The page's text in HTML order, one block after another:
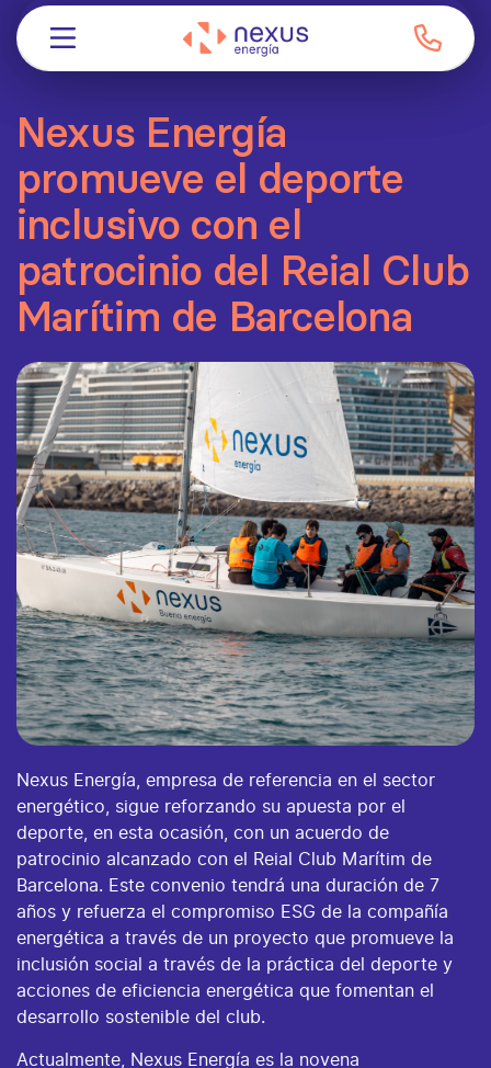
Nexus Energía
promueve el deporte
inclusivo con el
patrocinio del Reial Club
Marítim de Barcelona
Nexus Energía, empresa de referencia en el sector
energético, sigue reforzando su apuesta por el
deporte, en esta ocasión, con un acuerdo de
patrocinio alcanzado con el Reial Club Marítim de
Barcelona. Este convenio tendrá una duración de 7
años y refuerza el compromiso ESG de la compañía
energética a través de un proyecto que promueve la
inclusión social a través de la práctica del deporte y
acciones de eficiencia energética que fomentan el
desarrollo sostenible del club.
Actualmente, Nexus Energía es la novena